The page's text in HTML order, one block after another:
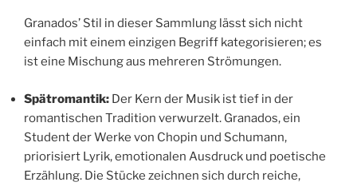
Granados’ Stil in dieser Sammlung lässt sich nicht
einfach mit einem einzigen Begriff kategorisieren; es
ist eine Mischung aus mehreren Strömungen.
Spätromantik: Der Kern der Musik ist tief in der
romantischen Tradition verwurzelt. Granados, ein
Student der Werke von Chopin und Schumann,
priorisiert Lyrik, emotionalen Ausdruck und poetische
Erzählung. Die Stücke zeichnen sich durch reiche,